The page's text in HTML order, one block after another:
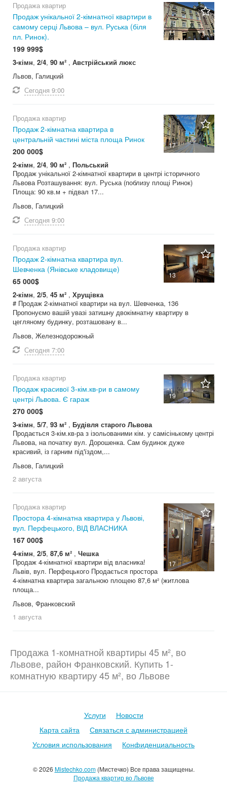
11
Продажа квартир
Продаж унікальної 2-кімнатної квартири в
самому серці Львова – вул. Руська (біля
пл. Ринок).
199 999$
3-кімн, 2/4, 90 м² , Австрійський люкс
Львов, Галицкий
Сегодня 9:00
17
Продажа квартир
Продаж 2-кімнатна квартира в
центральній частині міста площа Ринок
200 000$
2-кімн, 2/4, 90 м² , Польський
Продаж унікальної 2-кімнатної квартири в центрі історичного
Львова Розташування: вул. Руська (поблизу площі Ринок)
Площа: 90 кв.м + підвал 17...
Львов, Галицкий
Сегодня 9:00
13
Продажа квартир
Продаж 2-кімнатна квартира вул.
Шевченка (Янівське кладовище)
65 000$
2-кімн, 2/5, 45 м² , Хрущівка
# Продаж 2-кімнатної квартири на вул. Шевченка, 136
Пропонуємо вашій увазі затишну двокімнатну квартиру в
цегляному будинку, розташовану в...
Львов, Железнодорожный
Сегодня 7:00
19
Продажа квартир
Продаж красивої 3-кім.кв-ри в самому
центрі Львова. Є гараж
270 000$
3-кімн, 5/7, 93 м² , Будівля старого Львова
Продається 3-кім.кв-ра з ізольованими кім. у самісінькому центрі
Львова, на початку вул. Дорошенка. Сам будинок дуже
красивий, із гарним під'їздом,...
Львов, Галицкий
2 августа
17
Продажа квартир
Простора 4-кімнатна квартира у Львові,
вул. Перфецького, ВІД ВЛАСНИКА
167 000$
4-кімн, 2/5, 87,6 м² , Чешка
Продаж 4-кімнатної квартири від власника!
Львів, вул. Перфецького Продається простора
4-кімнатна квартира загальною площею 87,6 м² (житлова
площа...
Львов, Франковский
1 августа
Продажа 1-комнатной квартиры 45 м², во
Львове, район Франковский. Купить 1-
комнатную квартиру 45 м², во Львове
© 2026 Mistechko.com(Мистечко) Все права защищены.
Продажа квартир во Львове
Услуги
Новости
Карта сайта
Связаться с администрацией
Условия использования
Конфиденциальность